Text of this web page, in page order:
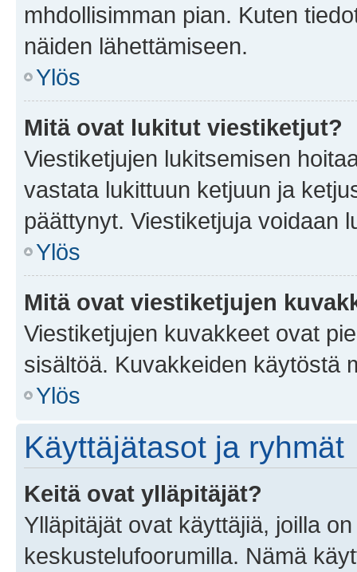
mhdollisimman pian. Kuten
näiden lähettämiseen.
Ylös
Mitä ovat lukitut viestiketjut?
Viestiketjujen lukitsemisen
vastata lukittuun ketjuun ja
päättynyt. Viestiketjuja voidaan
Ylös
Mitä ovat viestiketjujen
Viestiketjujen kuvakkeet ovat
sisältöä. Kuvakkeiden käytöstä
Ylös
Käyttäjätasot ja ryhmät
Keitä ovat ylläpitäjät?
Ylläpitäjät ovat käyttäjiä, joilla
keskustelufoorumilla. Nämä